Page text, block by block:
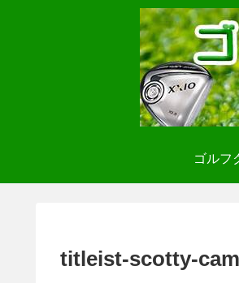
ゴルフ
titleist-scotty-